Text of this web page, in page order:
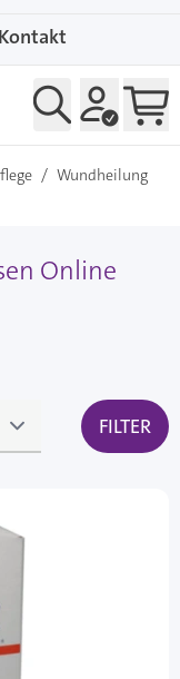
/ Wundheilung
Online
FILTER